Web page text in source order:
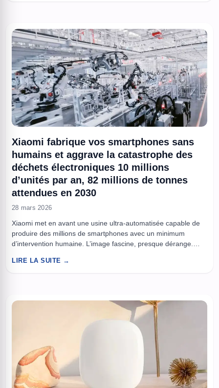
Xiaomi fabrique vos smartphones sans
humains et aggrave la catastrophe des
déchets électroniques 10 millions
d’unités par an, 82 millions de tonnes
attendues en 2030
28 mars 2026
Xiaomi met en avant une usine ultra-automatisée capable de
produire des millions de smartphones avec un minimum
d’intervention humaine. L’image fascine, presque dérange.
propre, une autre question devient impossible à éviter :
LIRE LA SUITE →